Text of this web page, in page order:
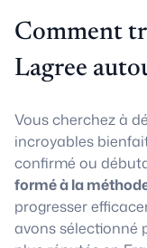
Comment
Lagree
Vous cherchez à
incroyables
confirmé ou
formé à la
progresser
avons sélectionné